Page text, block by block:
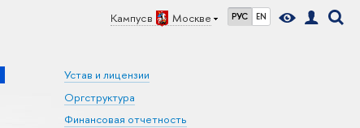
Кампус в Москве РУС EN
Устав и лицензии
Оргструктура
Финансовая отчетность